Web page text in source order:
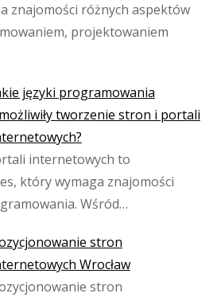
znajomości różnych aspektów
projektowaniem
języki programowania
tworzenie stron i portali
internetowych to
który wymaga znajomości
Wśród…
stron
Wrocław
stron